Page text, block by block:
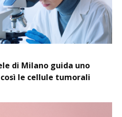
di Milano guida uno
le cellule tumorali